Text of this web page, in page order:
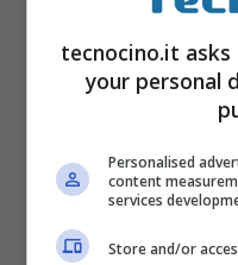
Vi alternavate al
“Sì, io mi
informazioni,
tecnica: avevamo
tecnocino.it
your personal
Personalised
content
services
Store and/or